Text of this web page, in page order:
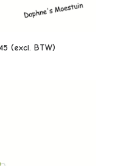
(excl. BTW)